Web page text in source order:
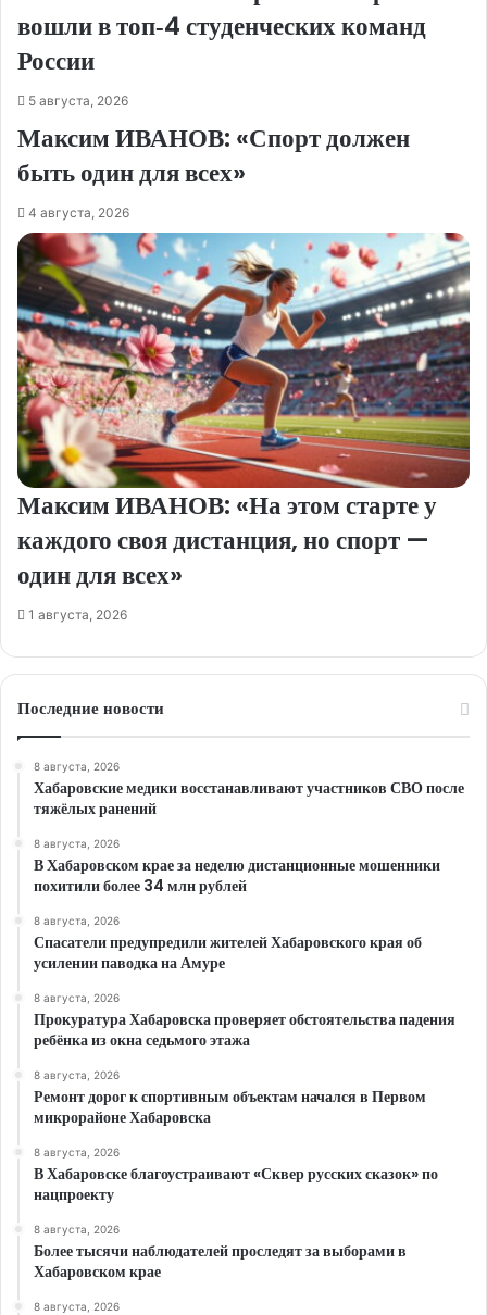
вошли в топ‑4 студенческих команд
России
5 августа, 2026
Максим ИВАНОВ: «Спорт должен
быть один для всех»
4 августа, 2026
Максим ИВАНОВ: «На этом старте у
каждого своя дистанция, но спорт —
один для всех»
1 августа, 2026
Последние новости
8 августа, 2026
Хабаровские медики восстанавливают участников СВО после
тяжёлых ранений
8 августа, 2026
В Хабаровском крае за неделю дистанционные мошенники
похитили более 34 млн рублей
8 августа, 2026
Спасатели предупредили жителей Хабаровского края об
усилении паводка на Амуре
8 августа, 2026
Прокуратура Хабаровска проверяет обстоятельства падения
ребёнка из окна седьмого этажа
8 августа, 2026
Ремонт дорог к спортивным объектам начался в Первом
микрорайоне Хабаровска
8 августа, 2026
В Хабаровске благоустраивают «Сквер русских сказок» по
нацпроекту
8 августа, 2026
Более тысячи наблюдателей проследят за выборами в
Хабаровском крае
8 августа, 2026